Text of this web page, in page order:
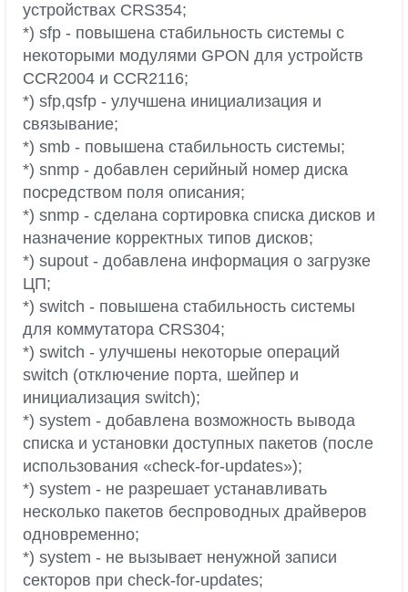
устройствах CRS354;
*) sfp - повышена стабильность системы с
некоторыми модулями GPON для устройств
CCR2004 и CCR2116;
*) sfp,qsfp - улучшена инициализация и
связывание;
*) smb - повышена стабильность системы;
*) snmp - добавлен серийный номер диска
посредством поля описания;
*) snmp - сделана сортировка списка дисков и
назначение корректных типов дисков;
*) supout - добавлена информация о загрузке
ЦП;
*) switch - повышена стабильность системы
для коммутатора CRS304;
*) switch - улучшены некоторые операций
switch (отключение порта, шейпер и
инициализация switch);
*) system - добавлена возможность вывода
списка и установки доступных пакетов (после
использования «check-for-updates»);
*) system - не разрешает устанавливать
несколько пакетов беспроводных драйверов
одновременно;
*) system - не вызывает ненужной записи
секторов при check-for-updates;